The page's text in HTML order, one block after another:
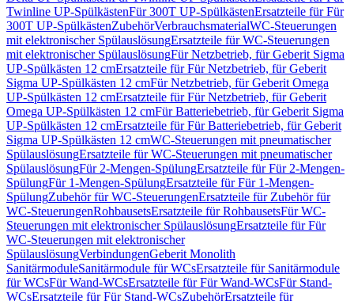
Twinline UP-SpülkästenFür 300T UP-SpülkästenErsatzteile für Für
300T UP-SpülkästenZubehörVerbrauchsmaterialWC-Steuerungen
mit elektronischer SpülauslösungErsatzteile für WC-Steuerungen
mit elektronischer SpülauslösungFür Netzbetrieb, für Geberit Sigma
UP-Spülkästen 12 cmErsatzteile für Für Netzbetrieb, für Geberit
Sigma UP-Spülkästen 12 cmFür Netzbetrieb, für Geberit Omega
UP-Spülkästen 12 cmErsatzteile für Für Netzbetrieb, für Geberit
Omega UP-Spülkästen 12 cmFür Batteriebetrieb, für Geberit Sigma
UP-Spülkästen 12 cmErsatzteile für Für Batteriebetrieb, für Geberit
Sigma UP-Spülkästen 12 cmWC-Steuerungen mit pneumatischer
SpülauslösungErsatzteile für WC-Steuerungen mit pneumatischer
SpülauslösungFür 2-Mengen-SpülungErsatzteile für Für 2-Mengen-
SpülungFür 1-Mengen-SpülungErsatzteile für Für 1-Mengen-
SpülungZubehör für WC-SteuerungenErsatzteile für Zubehör für
WC-SteuerungenRohbausetsErsatzteile für RohbausetsFür WC-
Steuerungen mit elektronischer SpülauslösungErsatzteile für Für
WC-Steuerungen mit elektronischer
SpülauslösungVerbindungenGeberit Monolith
SanitärmoduleSanitärmodule für WCsErsatzteile für Sanitärmodule
für WCsFür Wand-WCsErsatzteile für Für Wand-WCsFür Stand-
WCsErsatzteile für Für Stand-WCsZubehörErsatzteile für